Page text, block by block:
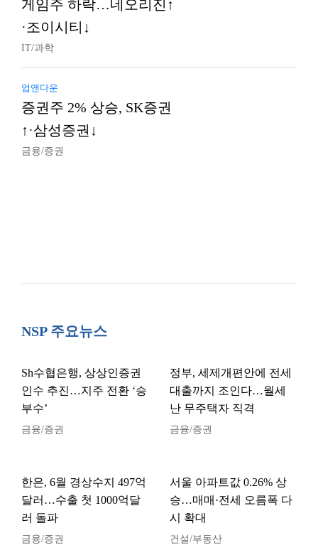
게임주 하락…네오리진↑
·조이시티↓
IT/과학
업앤다운
증권주 2% 상승, SK증권
↑·삼성증권↓
금융/증권
NSP 주요뉴스
Sh수협은행, 상상인증권
인수 추진…지주 전환 ‘승
부수’
금융/증권
정부, 세제개편안에 전세
대출까지 조인다…월세
난 무주택자 직격
금융/증권
한은, 6월 경상수지 497억
달러…수출 첫 1000억달
러 돌파
금융/증권
서울 아파트값 0.26% 상
승…매매·전세 오름폭 다
시 확대
건설/부동산